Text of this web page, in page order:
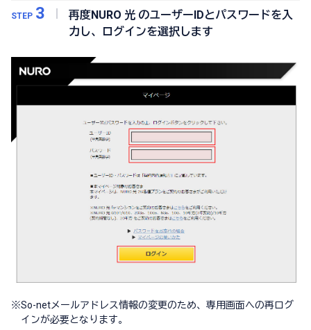
STEP 3
再度NURO 光 のユーザーIDとパスワードを入
力し、ログインを選択します
※So-netメールアドレス情報の変更のため、専用画面への再ログ
インが必要となります。